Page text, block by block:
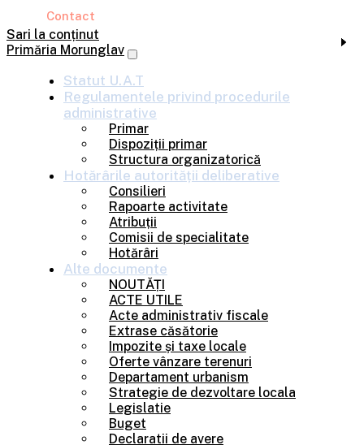
Sari la conținut
Primăria Morunglav
Statut U.A.T
Regulamentele privind procedurile
administrative
Primar
Dispoziții primar
Structura organizatorică
Hotărârile autorității deliberative
Consilieri
Rapoarte activitate
Atribuții
Comisii de specialitate
Hotărâri
Alte documente
NOUTĂȚI
ACTE UTILE
Acte administrativ fiscale
Extrase căsătorie
Impozite și taxe locale
Oferte vânzare terenuri
Departament urbanism
Strategie de dezvoltare locala
Legislatie
Buget
Declaratii de avere
Contact